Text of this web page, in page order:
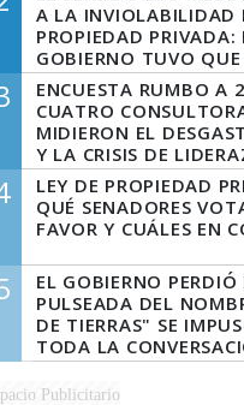
MARIDO
A LA INVIOLABILIDAD
PROPIEDAD PRIVADA:
GOBIERNO TUVO QUE
LA LEY DEL MANEJO
ENCUESTA RUMBO A
CUATRO
MIDIERON EL
Y LA CRISIS DE
PERONISMO
LEY DE PROPIEDAD
QUÉ SENADORES
FAVOR Y CUÁLES EN
EL GOBIERNO PERDIÓ
PULSEADA DEL
DE TIERRAS" SE
TODA LA
DIGITAL
Publicitario